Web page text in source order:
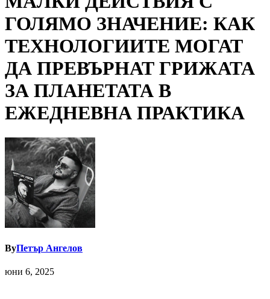
ГОЛЯМО ЗНАЧЕНИЕ: КАК
ТЕХНОЛОГИИТЕ МОГАТ
ДА ПРЕВЪРНАТ ГРИЖАТА
ЗА ПЛАНЕТАТА В
ЕЖЕДНЕВНА ПРАКТИКА
ByПетър Ангелов
юни 6, 2025